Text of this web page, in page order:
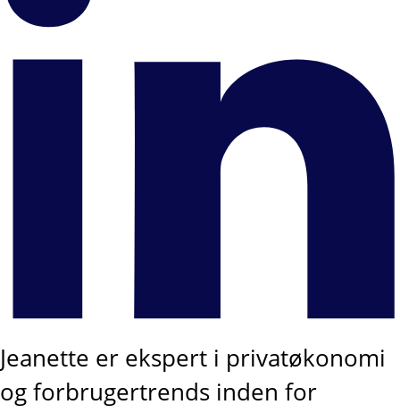
Jeanette er ekspert i privatøkonomi
og forbrugertrends inden for